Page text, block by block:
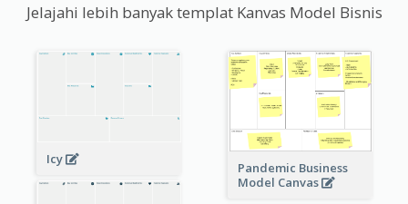
Jelajahi lebih banyak templat Kanvas Model Bisnis
Icy
Pandemic Business
Model Canvas